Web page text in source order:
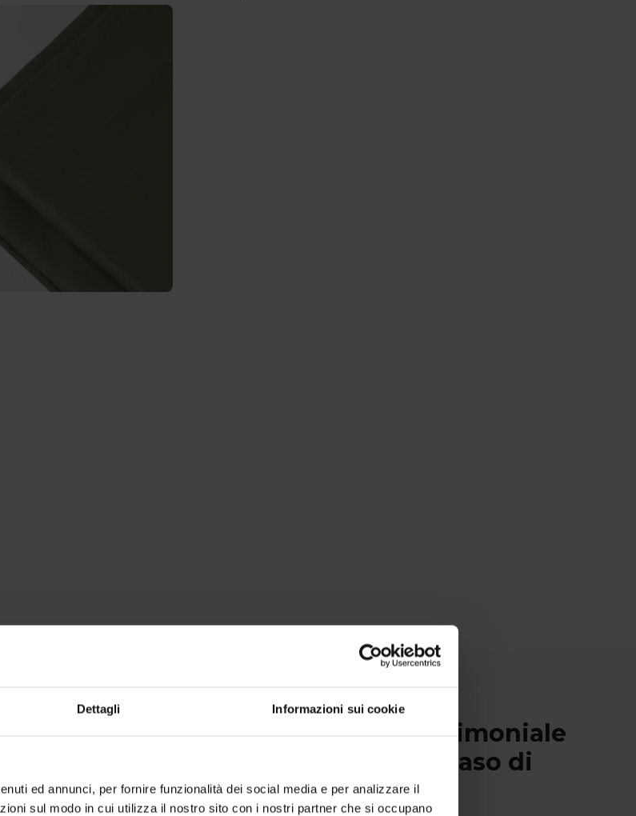
Dettagli Informazioni sui cookie
ed annunci, per fornire funzionalità dei social media e per analizzare il
sul modo in cui utilizza il nostro sito con i nostri partner che si occupano
Completo Letto Matrimoniale
Charme: il lusso del raso di
cotone